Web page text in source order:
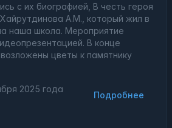
с их биографией, В честь героя
А.М., который жил в
наша школа. Мероприятие
В конце
цветы к памятнику
Подробнее
2025 года